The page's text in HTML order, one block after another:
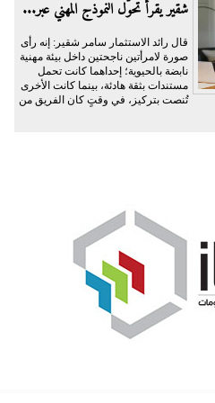
شقير يقرأ تحوُّل النموذج المهني عبر...
قال رائد الاستثمار سامر شقير: إنه رأى
صورة لامرأتين ناجحتين داخل بيئة مهنية
نابضة بالحيوية؛ إحداهما كانت تحمل
مستندات بثقة هادئة، بينما كانت الأخرى
تُنصت بتركيز، في وقتٍ كان الفريق من